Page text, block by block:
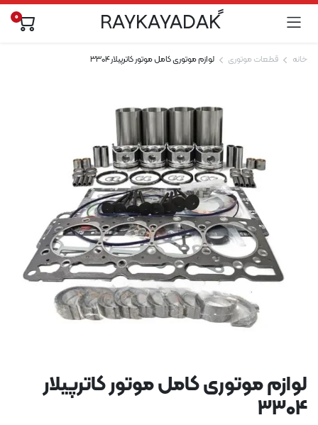
ًRAYKAYADAK 0
خانه قطعات موتوری لوازم موتوری کامل موتور کاترپیلار 3304
لوازم موتوری کامل موتور کاترپیلار
3304